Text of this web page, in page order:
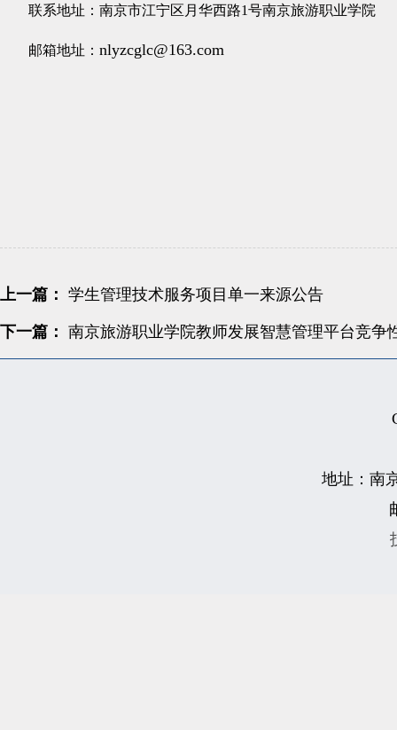
联系地址：南京市江宁区月华西路1号南京旅游职业
邮箱地址： nlyzcglc@163.com
上一篇： 学生管理技术服务项目单一来源公告
下一篇： 南京旅游职业学院教师发展智慧管理平台竞争
地址：南